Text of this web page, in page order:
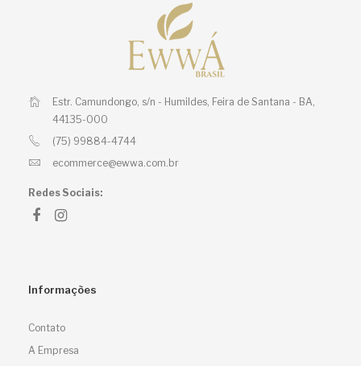
Estr. Camundongo, s/n - Humildes, Feira de Santana - BA,
44135-000
(75) 99884-4744
ecommerce@ewwa.com.br
Redes Sociais:
Informações
Contato
A Empresa